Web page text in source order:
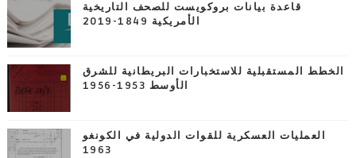
قاعدة بيانات بروكويست للصحف التاريخية
الأمريكية 1849-2019
الخطط المستقبلية للاستخبارات البريطانية للشرق
الأوسط 1953-1956
العمليات العسكرية للقوات الدولية في الكونغو
1963